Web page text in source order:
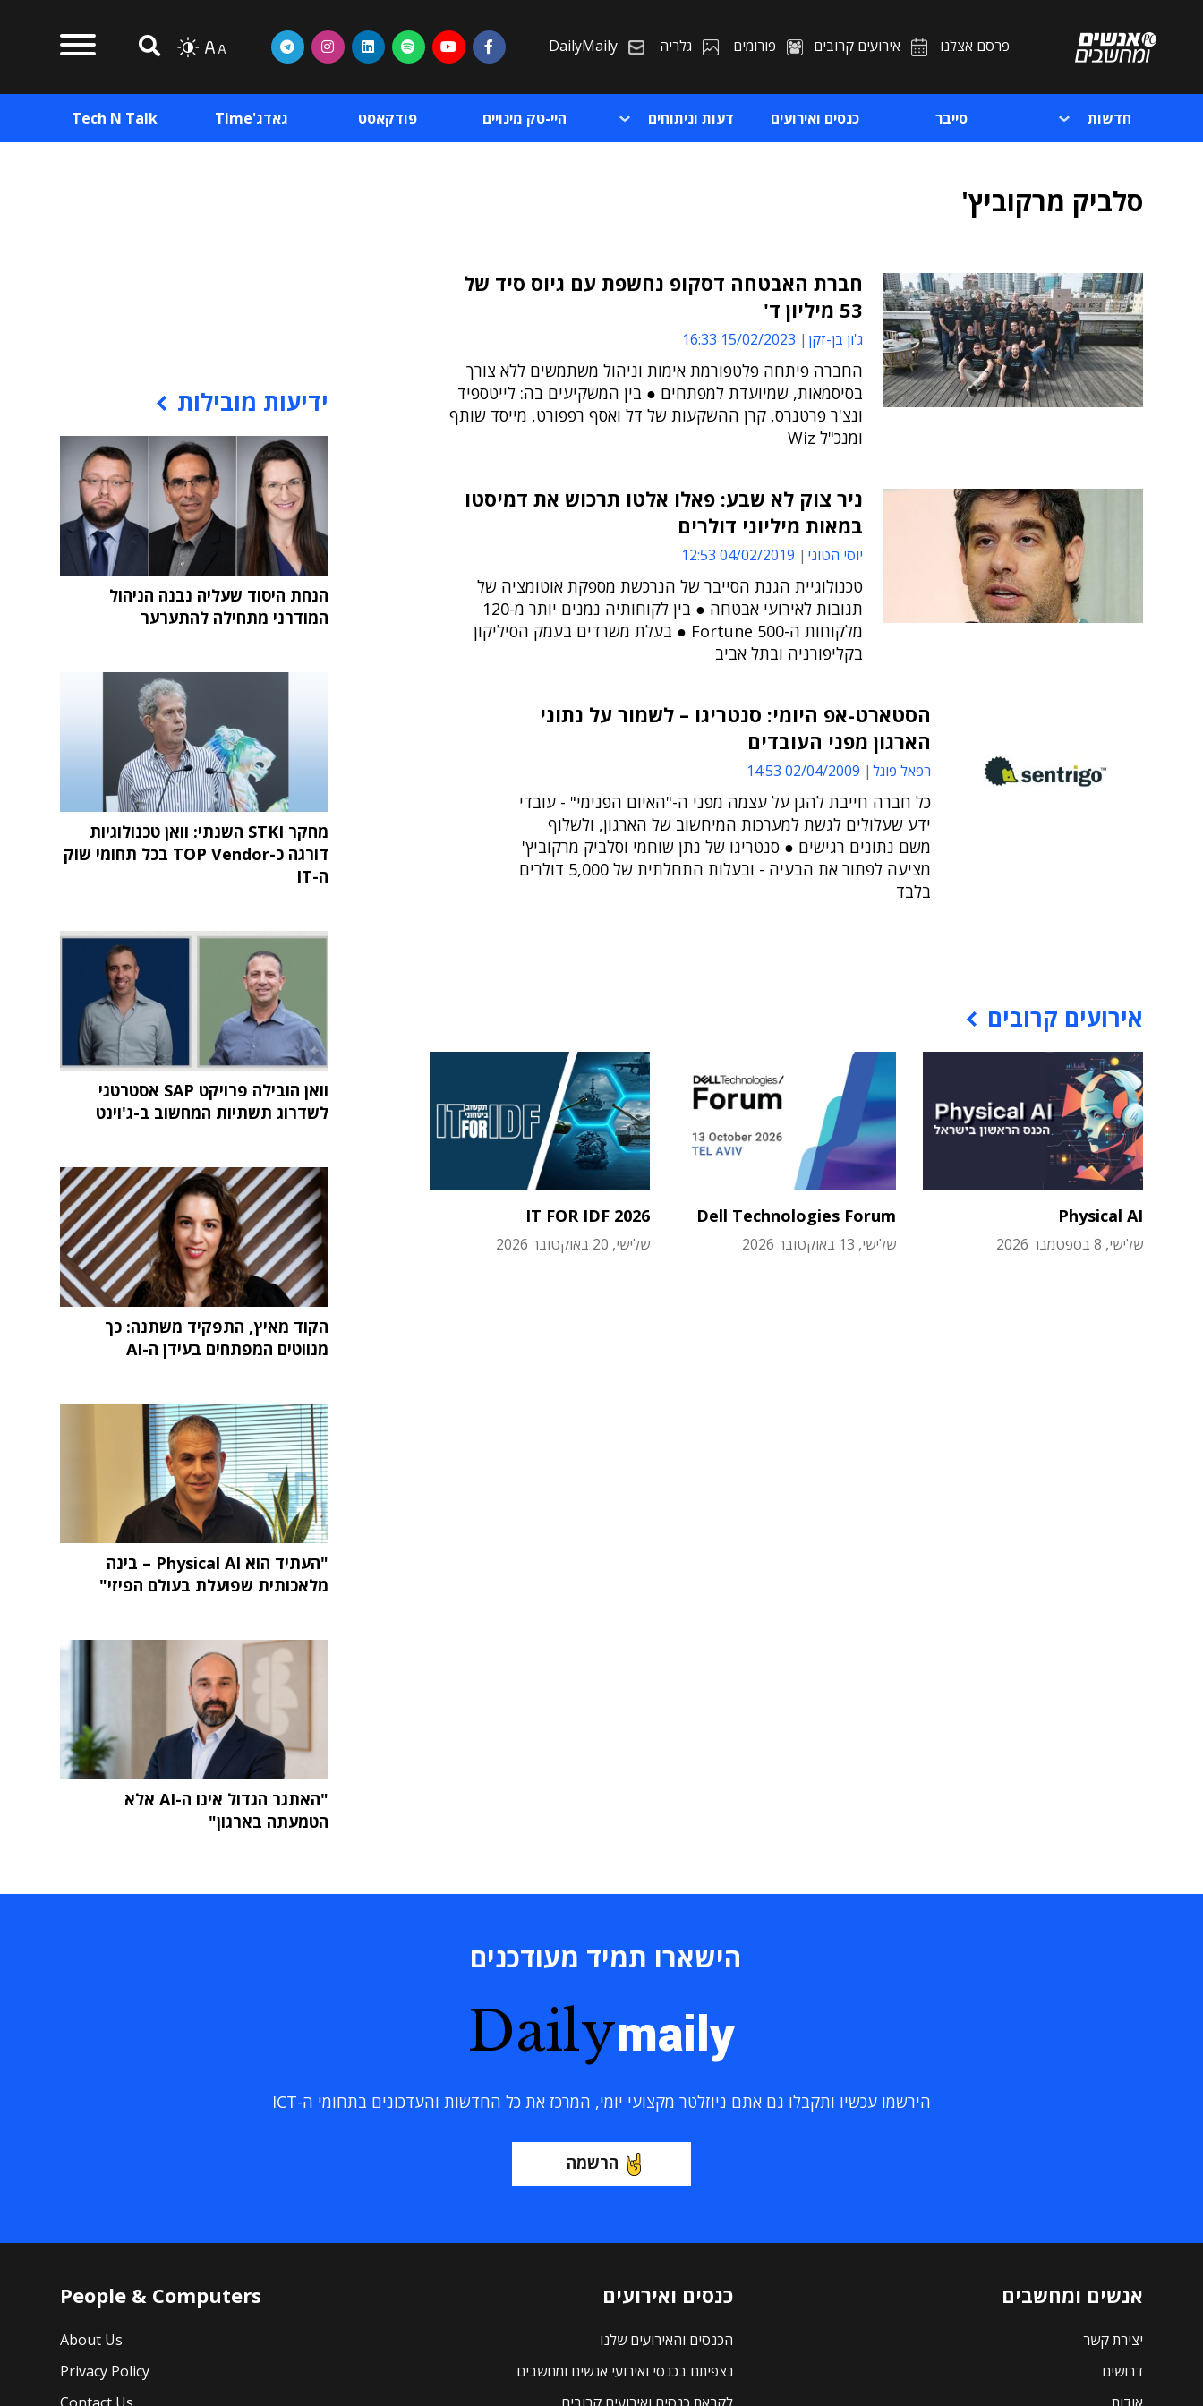
פרסם אצלנו אירועים קרובים פורומים גלריה DailyMaily
חדשות סייבר כנסים ואירועים דעות וניתוחים היי-טק מינויים פודקאסט גאדג'Time Tech N Talk
סלביק מרקוביץ'
חברת האבטחה דסקופ נחשפת עם גיוס סיד של
53 מיליון ד'
ג'ון בן-זקן 15/02/2023 16:33
החברה פיתחה פלטפורמת אימות וניהול משתמשים ללא צורך
בסיסמאות, שמיועדת למפתחים ● בין המשקיעים בה: לייטספיד
ונצ'ר פרטנרס, קרן ההשקעות של דל ואסף רפפורט, מייסד שותף
ומנכ"ל Wiz
ניר צוק לא שבע: פאלו אלטו תרכוש את דמיסטו
במאות מיליוני דולרים
יוסי הטוני 04/02/2019 12:53
טכנולוגיית הגנת הסייבר של הנרכשת מספקת אוטומציה של
תגובות לאירועי אבטחה ● בין לקוחותיה נמנים יותר מ-120
מלקוחות ה-Fortune 500 ● בעלת משרדים בעמק הסיליקון
בקליפורניה ובתל אביב
הסטארט-אפ היומי: סנטריגו – לשמור על נתוני
הארגון מפני העובדים
רפאל פוגל 02/04/2009 14:53
כל חברה חייבת להגן על עצמה מפני ה-"האיום הפנימי" - עובדי
ידע שעלולים לגשת למערכות המיחשוב של הארגון, ולשלוף
משם נתונים רגישים ● סנטריגו של נתן שוחמי וסלביק מרקוביץ'
מציעה לפתור את הבעיה - ובעלות התחלתית של 5,000 דולרים
בלבד
אירועים קרובים
Physical AI
שלישי, 8 בספטמבר 2026
Dell Technologies Forum
שלישי, 13 באוקטובר 2026
IT FOR IDF 2026
שלישי, 20 באוקטובר 2026
ידיעות מובילות
הנחת היסוד שעליה נבנה הניהול
המודרני מתחילה להתערער
מחקר STKI השנתי: וואן טכנולוגיות
דורגה כ-TOP Vendor בכל תחומי שוק
ה-IT
וואן הובילה פרויקט SAP אסטרטגי
לשדרוג תשתיות המחשוב ב-ג'וינט
הקוד מאיץ, התפקיד משתנה: כך
מנווטים המפתחים בעידן ה-AI
"העתיד הוא Physical AI – בינה
מלאכותית שפועלת בעולם הפיזי"
"האתגר הגדול אינו ה-AI אלא
הטמעתה בארגון"
הישארו תמיד מעודכנים
Dailymaily
הירשמו עכשיו ותקבלו גם אתם ניוזלטר מקצועי יומי, המרכז את כל החדשות והעדכונים בתחומי ה-ICT
הרשמה
אנשים ומחשבים
יצירת קשר
דרושים
כנסים ואירועים
הכנסים והאירועים שלנו
נצפיתם בכנסי ואירועי אנשים ומחשבים
People & Computers
About Us
Privacy Policy